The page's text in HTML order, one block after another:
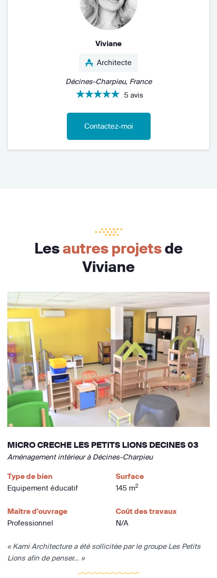
Viviane
Architecte
Décines-Charpieu, France
5 avis
Contactez-moi
Lesautres projetsde
Viviane
MICRO CRECHE LES PETITS LIONS DECINES 03
Aménagement intérieur à Décines-Charpieu
Type de bien
Equipement éducatif
Surface
145 m2
Maître d'ouvrage
Professionnel
Coût des travaux
N/A
« Kami Architecture a été sollicitée par le groupe Les Petits
Lions afin de penser... »